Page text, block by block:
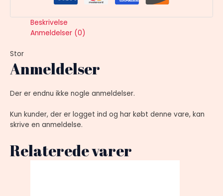
Beskrivelse
Anmeldelser (0)
Stor
Anmeldelser
Der er endnu ikke nogle anmeldelser.
Kun kunder, der er logget ind og har købt denne vare, kan
skrive en anmeldelse.
Relaterede varer